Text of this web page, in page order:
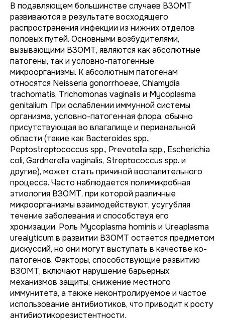
В подавляющем большинстве случаев ВЗОМТ
развиваются в результате восходящего
распространения инфекции из нижних отделов
половых путей. Основными возбудителями,
вызывающими ВЗОМТ, являются как абсолютные
патогены, так и условно-патогенные
микроорганизмы. К абсолютным патогенам
относятся Neisseria gonorrhoeae, Chlamydia
trachomatis, Trichomonas vaginalis и Mycoplasma
genitalium. При ослаблении иммунной системы
организма, условно-патогенная флора, обычно
присутствующая во влагалище и перианальной
области (такие как Bacteroides spp.,
Peptostreptococcus spp., Prevotella spp., Escherichia
coli, Gardnerella vaginalis, Streptococcus spp. и
другие), может стать причиной воспалительного
процесса. Часто наблюдается полимикробная
этиология ВЗОМТ, при которой различные
микроорганизмы взаимодействуют, усугубляя
течение заболевания и способствуя его
хронизации. Роль Mycoplasma hominis и Ureaplasma
urealyticum в развитии ВЗОМТ остается предметом
дискуссий, но они могут выступать в качестве ко-
патогенов. Факторы, способствующие развитию
ВЗОМТ, включают нарушение барьерных
механизмов защиты, снижение местного
иммунитета, а также неконтролируемое и частое
использование антибиотиков, что приводит к росту
антибиотикорезистентности.